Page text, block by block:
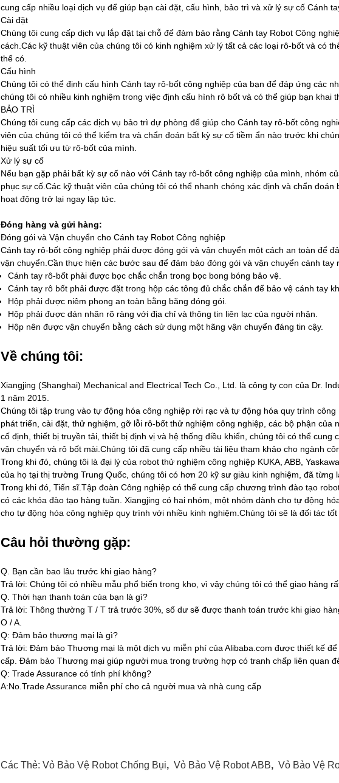
cung cấp nhiều loại dịch vụ để giúp bạn cài đặt, cấu hình, bảo trì và xử lý sự cố Cánh
Cài đặt
Chúng tôi cung cấp dịch vụ lắp đặt tại chỗ để đảm bảo rằng Cánh tay Robot Công
cách.Các kỹ thuật viên của chúng tôi có kinh nghiệm xử lý tất cả các loại rô-bốt và có
thể có.
Cấu hình
Chúng tôi có thể định cấu hình Cánh tay rô-bốt công nghiệp của bạn để đáp ứng các
chúng tôi có nhiều kinh nghiệm trong việc định cấu hình rô bốt và có thể giúp bạn khai
BẢO TRÌ
Chúng tôi cung cấp các dịch vụ bảo trì dự phòng để giúp cho Cánh tay rô-bốt công
viên của chúng tôi có thể kiểm tra và chẩn đoán bất kỳ sự cố tiềm ẩn nào trước khi
hiệu suất tối ưu từ rô-bốt của mình.
Xử lý sự cố
Nếu bạn gặp phải bất kỳ sự cố nào với Cánh tay rô-bốt công nghiệp của mình, nhóm
phục sự cố.Các kỹ thuật viên của chúng tôi có thể nhanh chóng xác định và chẩn
hoạt động trở lại ngay lập tức.
Đóng hàng và gửi hàng:
Đóng gói và Vận chuyển cho Cánh tay Robot Công nghiệp
Cánh tay rô-bốt công nghiệp phải được đóng gói và vận chuyển một cách an toàn để
vận chuyển.Cần thực hiện các bước sau để đảm bảo đóng gói và vận chuyển cánh tay
Cánh tay rô-bốt phải được bọc chắc chắn trong bọc bong bóng bảo vệ.
Cánh tay rô bốt phải được đặt trong hộp các tông đủ chắc chắn để bảo vệ cánh tay
Hộp phải được niêm phong an toàn bằng băng đóng gói.
Hộp phải được dán nhãn rõ ràng với địa chỉ và thông tin liên lạc của người nhận.
Hộp nên được vận chuyển bằng cách sử dụng một hãng vận chuyển đáng tin cậy.
Về chúng tôi:
Xiangjing (Shanghai) Mechanical and Electrical Tech Co., Ltd. là công ty con của Dr.
1 năm 2015.
Chúng tôi tập trung vào tự động hóa công nghiệp rời rạc và tự động hóa quy trình
phát triển, cài đặt, thử nghiệm, gỡ lỗi rô-bốt thử nghiệm công nghiệp, các bộ phận của
cố định, thiết bị truyền tải, thiết bị định vị và hệ thống điều khiển, chúng tôi có thể
vận chuyển và rô bốt mài.Chúng tôi đã cung cấp nhiều tài liệu tham khảo cho ngành
Trong khi đó, chúng tôi là đại lý của robot thử nghiệm công nghiệp KUKA, ABB,
của họ tại thị trường Trung Quốc, chúng tôi có hơn 20 kỹ sư giàu kinh nghiệm, đã từng
Trong khi đó, Tiến sĩ.Tập đoàn Công nghiệp có thể cung cấp chương trình đào tạo
có các khóa đào tạo hàng tuần. Xiangjing có hai nhóm, một nhóm dành cho tự động
cho tự động hóa công nghiệp quy trình với nhiều kinh nghiệm.Chúng tôi sẽ là đối tác tốt
Câu hỏi thường gặp:
Q. Bạn cần bao lâu trước khi giao hàng?
Trả lời: Chúng tôi có nhiều mẫu phổ biến trong kho, vì vậy chúng tôi có thể giao hàng
Q. Thời hạn thanh toán của bạn là gì?
Trả lời: Thông thường T / T trả trước 30%, số dư sẽ được thanh toán trước khi giao
O / A.
Q: Đảm bảo thương mại là gì?
Trả lời: Đảm bảo Thương mại là một dịch vụ miễn phí của Alibaba.com được thiết kế
cấp. Đảm bảo Thương mại giúp người mua trong trường hợp có tranh chấp liên quan
Q: Trade Assurance có tính phí không?
A:No.Trade Assurance miễn phí cho cả người mua và nhà cung cấp
Các Thẻ: Vỏ Bảo Vệ Robot Chống Bụi, Vỏ Bảo Vệ Robot ABB, Vỏ Bảo Vệ